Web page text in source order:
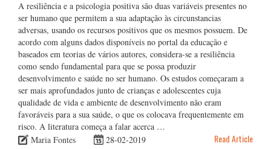
A resiliência e a psicologia positiva são duas variáveis presentes no
ser humano que permitem a sua adaptação às circunstancias
adversas, usando os recursos positivos que os mesmos possuem. De
acordo com alguns dados disponíveis no portal da educação e
baseados em teorias de vários autores, considera-se a resiliência
como sendo fundamental para que se possa produzir
desenvolvimento e saúde no ser humano. Os estudos começaram a
ser mais aprofundados junto de crianças e adolescentes cuja
qualidade de vida e ambiente de desenvolvimento não eram
favoráveis para a sua saúde, o que os colocava frequentemente em
risco. A literatura começa a falar acerca …
Maria Fontes
28-02-2019 Read Article